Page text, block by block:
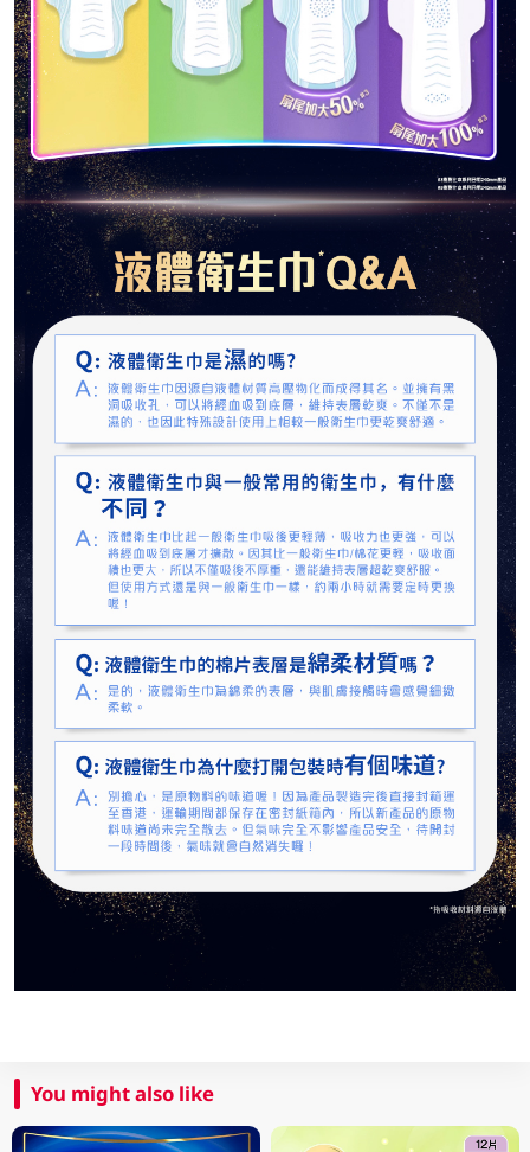
You might also like